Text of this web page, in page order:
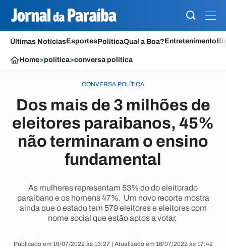
Últimas NotíciasEsportesPolíticaQual a Boa?Entretenimento
Home>política>conversa política
CONVERSA POLÍTICA
Dos mais de 3 milhões de
eleitores paraibanos, 45%
não terminaram o ensino
fundamental
As mulheres representam 53% do do eleitorado
paraibano e os homens 47%. Um novo recorte mostra
ainda que o estado tem 579 eleitores e eleitores com
nome social que estão aptos a votar.
Publicado em 16/07/2022 às 13:27 | Atualizado em 16/07/2022 às 17:42